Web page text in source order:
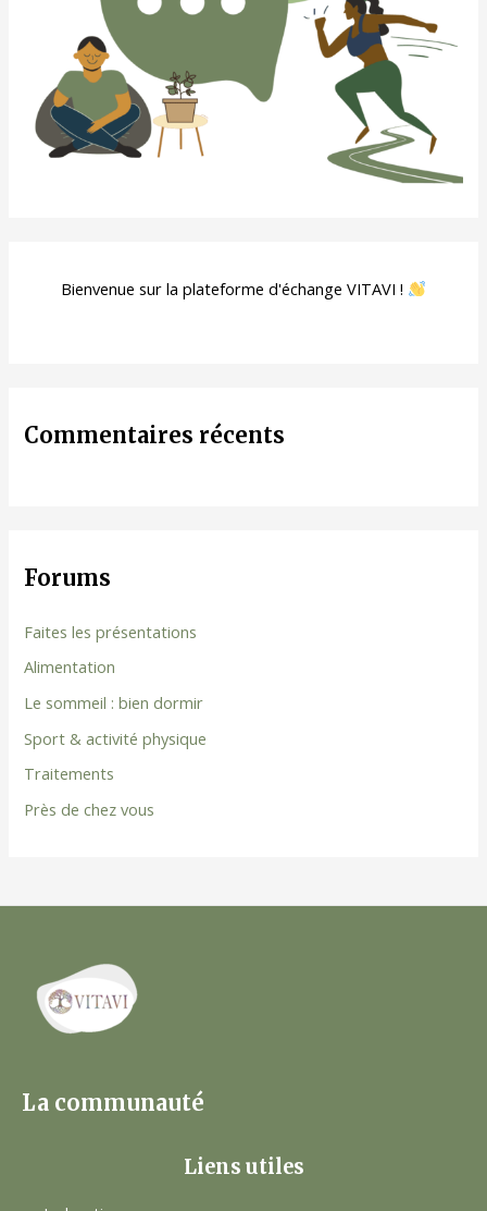
Bienvenue sur la plateforme d'échange VITAVI !
Commentaires récents
Forums
Faites les présentations
Alimentation
Le sommeil : bien dormir
Sport & activité physique
Traitements
Près de chez vous
La communauté
Liens utiles